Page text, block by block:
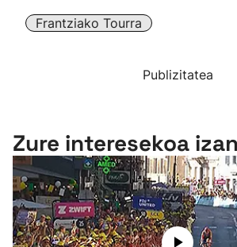
Frantziako Tourra
Publizitatea
Zure interesekoa